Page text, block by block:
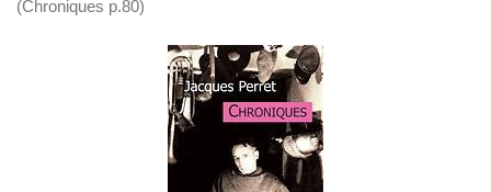
(Chroniques p.80)